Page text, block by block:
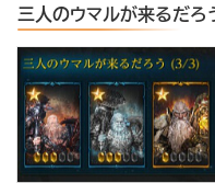
三人のウマルが来るだろ